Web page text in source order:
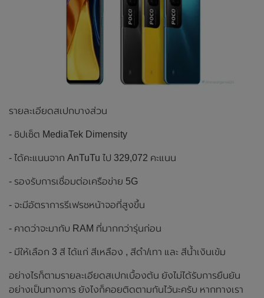
รายละเอียดสเปกบางส่วน
- ชิปเซ็ต MediaTek Dimensity
- ได้คะแนนจาก AnTuTu ไป 329,072 คะแนน
- รองรับการเชื่อมต่อเครือข่าย 5G
- จะมีอัตราการรีเฟรชหน้าจอที่สูงขึ้น
- คาดว่าจะมากับ RAM ที่มากกว่ารุ่นก่อน
- มีให้เลือก 3 สี ได้แก่ สีเหลือง , สีดำ/เทา และ สีน้ำเงินเข้ม
อย่างไรก็ตามรายละเอียดสเปกเบื้องต้น ยังไม่ได้รับการยืนยัน
อย่างเป็นทางการ ยังไงก็คอยติดตามกันไว้นะครับ หากทางเรา